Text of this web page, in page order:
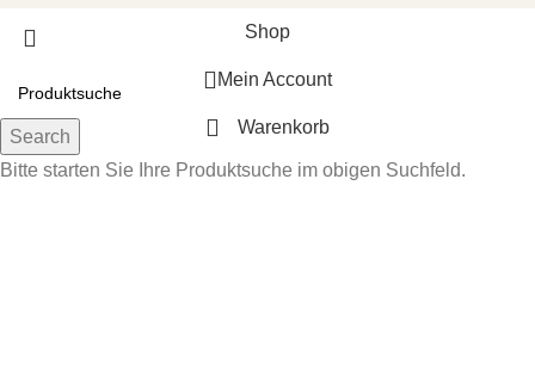
Search
Bitte starten Sie Ihre Produktsuche im obigen Suchfeld.
Shop
Mein Account
Warenkorb